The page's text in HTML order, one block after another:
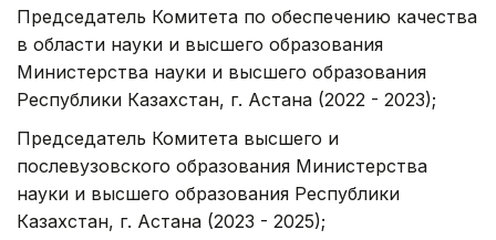
Председатель Комитета по обеспечению качества
в области науки и высшего образования
Министерства науки и высшего образования
Республики Казахстан, г. Астана (2022 - 2023);
Председатель Комитета высшего и
послевузовского образования Министерства
науки и высшего образования Республики
Казахстан, г. Астана (2023 - 2025);